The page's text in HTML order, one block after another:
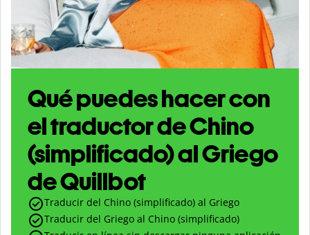
Qué puedes hacer con
el traductor de Chino
(simplificado) al Griego
de Quillbot
Traducir del Chino (simplificado) al Griego
Traducir del Griego al Chino (simplificado)